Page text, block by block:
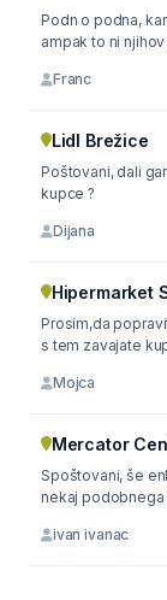
Podn o podna,
ampak to ni
Franc
Lidl Brežice
Poštovani, dali garancija za tehničke uređaje vrijedi I za Hrvatske
kupce ?
Dijana
Hipermarket
Prosim,da
s tem zavajate
Mojca
Mercator
Spoštovani, še
nekaj podobnega
ivan ivanac